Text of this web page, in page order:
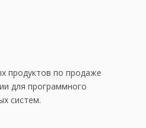
продуктов по продаже
для программного
систем.